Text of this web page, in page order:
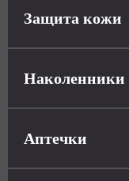
Защита кожи
Наколенники
Аптечки